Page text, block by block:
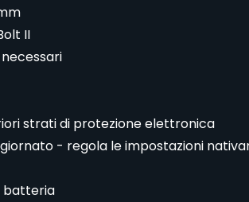
II
strati di protezione elettronica
- regola le impostazioni
batteria